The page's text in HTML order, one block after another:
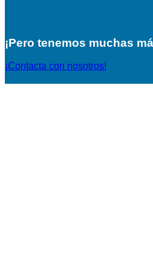
¡Pero tenemos muchas
¡Contacta con nosotros!